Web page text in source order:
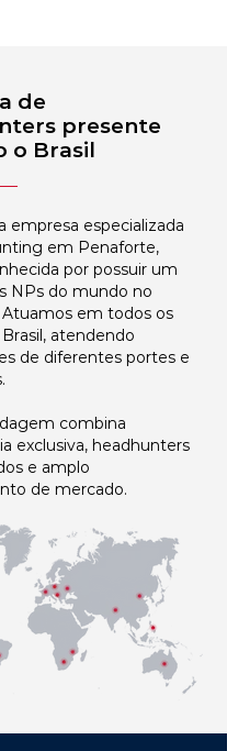
de
presente
o Brasil
empresa especializada
em Penaforte,
por possuir um
NPs do mundo no
em todos os
atendendo
de diferentes portes e
combina
exclusiva, headhunters
e amplo
de mercado.